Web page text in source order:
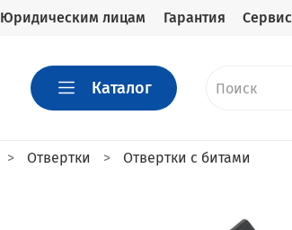
Юридическим лицам Гарантия Сервис
Каталог
Отвертки Отвертки с битами